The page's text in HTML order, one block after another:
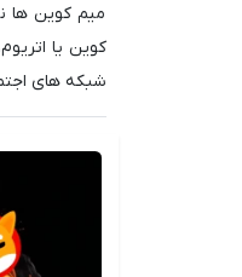
میم کوین ها
کوین یا
شبکه های